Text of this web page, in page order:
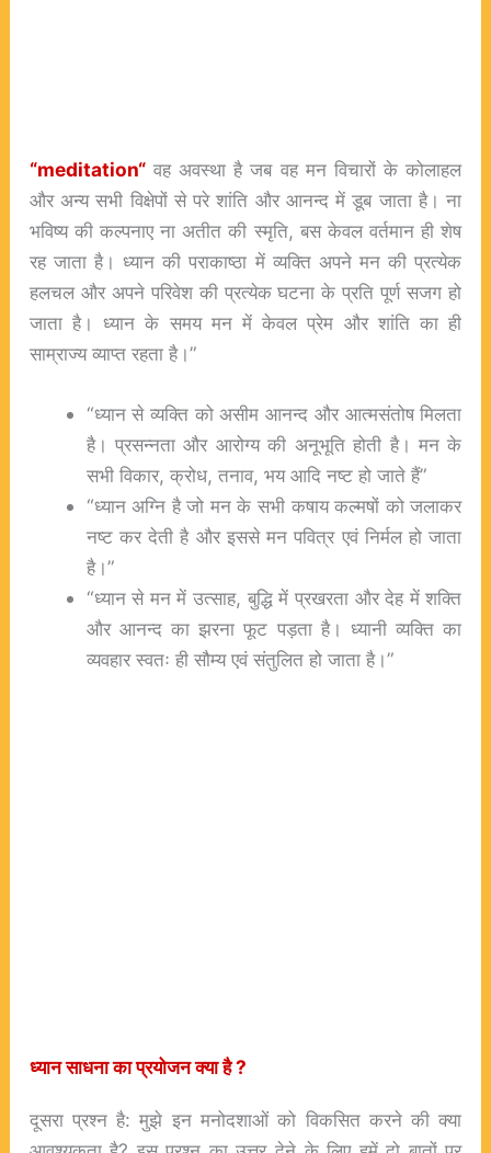
“meditation“वह अवस्था है जब वह मन विचारों के कोलाहल
और अन्य सभी विक्षेपों से परे शांति और आनन्द में डूब जाता है। ना
भविष्य की कल्पनाए ना अतीत की स्मृति, बस केवल वर्तमान ही शेष
रह जाता है। ध्यान की पराकाष्ठा में व्यक्ति अपने मन की प्रत्येक
हलचल और अपने परिवेश की प्रत्येक घटना के प्रति पूर्ण सजग हो
जाता है। ध्यान के समय मन में केवल प्रेम और शांति का ही
साम्राज्य व्याप्त रहता है।”
“ध्यान से व्यक्ति को असीम आनन्द और आत्मसंतोष मिलता
है। प्रसन्नता और आरोग्य की अनूभूति होती है। मन के
सभी विकार, क्रोध, तनाव, भय आदि नष्ट हो जाते हैं”
“ध्यान अग्नि है जो मन के सभी कषाय कल्मषों को जलाकर
नष्ट कर देती है और इससे मन पवित्र एवं निर्मल हो जाता
है।”
“ध्यान से मन में उत्साह, बुद्धि में प्रखरता और देह में शक्ति
और आनन्द का झरना फूट पड़ता है। ध्यानी व्यक्ति का
व्यवहार स्वतः ही सौम्य एवं संतुलित हो जाता है।”
ध्यानसाधनाकाप्रयोजनक्याहै ?
दूसरा प्रश्न है: मुझे इन मनोदशाओं को विकसित करने की क्या